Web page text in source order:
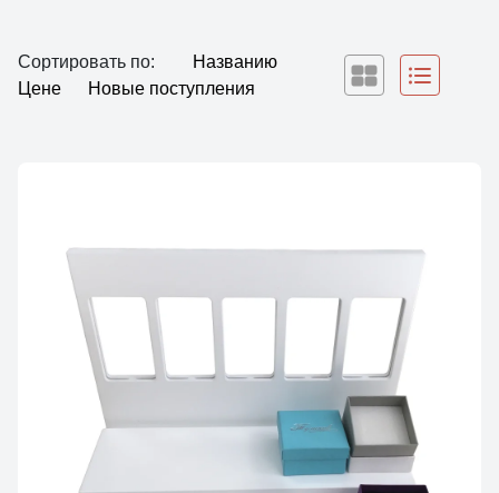
Сортировать по:
Названию
Цене
Новые поступления